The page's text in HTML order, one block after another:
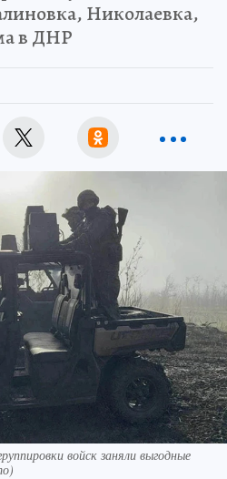
Николаевка,
в ДНР
войск заняли выгодные